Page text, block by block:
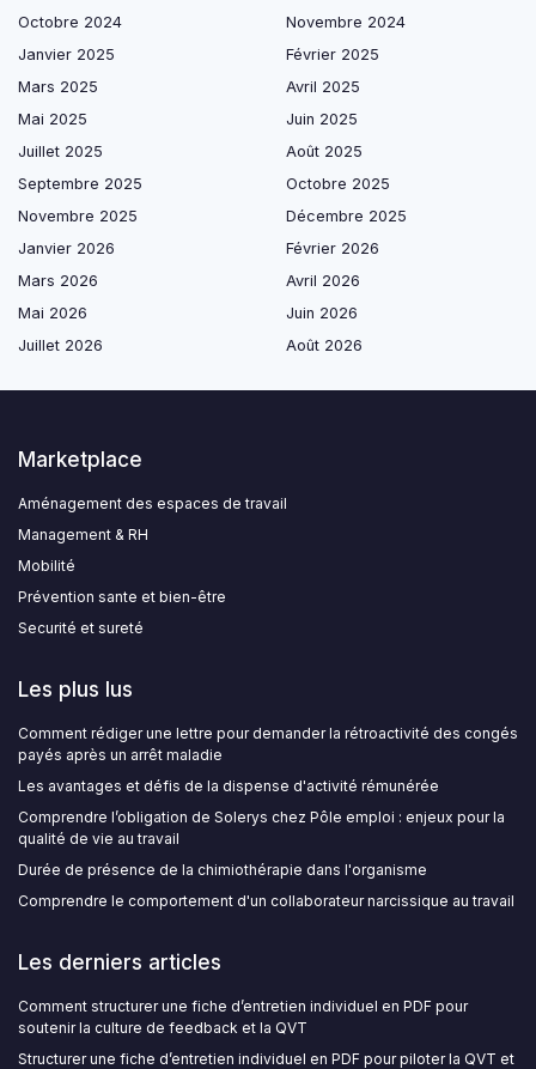
Octobre 2024
Novembre 2024
Janvier 2025
Février 2025
Mars 2025
Avril 2025
Mai 2025
Juin 2025
Juillet 2025
Août 2025
Septembre 2025
Octobre 2025
Novembre 2025
Décembre 2025
Janvier 2026
Février 2026
Mars 2026
Avril 2026
Mai 2026
Juin 2026
Juillet 2026
Août 2026
Marketplace
Aménagement des espaces de travail
Management & RH
Mobilité
Prévention sante et bien-être
Securité et sureté
Les plus lus
Comment rédiger une lettre pour demander la rétroactivité des congés
payés après un arrêt maladie
Les avantages et défis de la dispense d'activité rémunérée
Comprendre l’obligation de Solerys chez Pôle emploi : enjeux pour la
qualité de vie au travail
Durée de présence de la chimiothérapie dans l'organisme
Comprendre le comportement d'un collaborateur narcissique au travail
Les derniers articles
Comment structurer une fiche d’entretien individuel en PDF pour
soutenir la culture de feedback et la QVT
Structurer une fiche d’entretien individuel en PDF pour piloter la QVT et